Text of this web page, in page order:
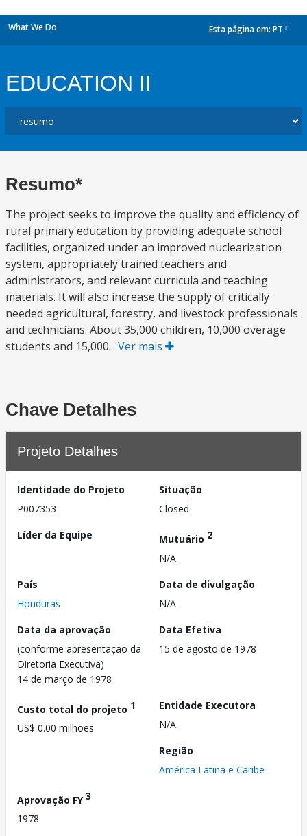
What We Do Esta página em: PT
EDUCATION II
Resumo*
The project seeks to improve the quality and efficiency of
rural primary education by providing adequate school
facilities, organized under an improved nuclearization
system, appropriately trained teachers and
administrators, and relevant curricula and teaching
materials. It will also increase the supply of critically
needed agricultural, forestry, and livestock professionals
and technicians. About 35,000 children, 10,000 overage
students and 15,000... Ver mais
Chave Detalhes
Projeto Detalhes
Identidade do Projeto
P007353
Situação
Closed
Líder da Equipe
Mutuário 2
N/A
País
Honduras
Data de divulgação
N/A
Data da aprovação
(conforme apresentação da
Diretoria Executiva)
14 de março de 1978
Data Efetiva
15 de agosto de 1978
Custo total do projeto 1
US$ 0.00 milhões
Entidade Executora
N/A
Região
América Latina e Caribe
Aprovação FY3
1978